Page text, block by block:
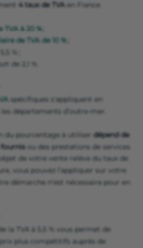
4 taux de TVA en France
TVA à 20 %
de TVA de 10 %
% ;
de 2,1 %.
spécifiques s'appliquent en
les départements d’outre-mer.
du pourcentage à utiliser dépend de
fournis ou des prestations de services
de votre vente relève du taux de
vous pouvez l’appliquer sur votre
démarche n’est nécessaire pour en
la TVA à 5,5 % vous permet de
plus compétitifs auprès de